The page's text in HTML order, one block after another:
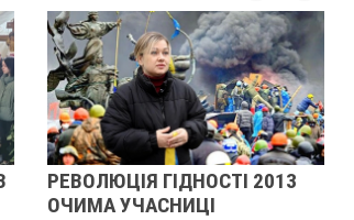
РЕВОЛЮЦІЯ ГІДНОСТІ 2013
ОЧИМА УЧАСНИЦІ